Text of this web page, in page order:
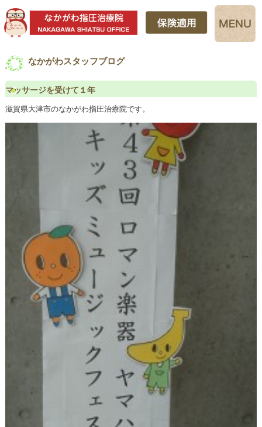
なかがわスタッフブログ
マッサージを受けて１年
滋賀県大津市のなかがわ指圧治療院です。